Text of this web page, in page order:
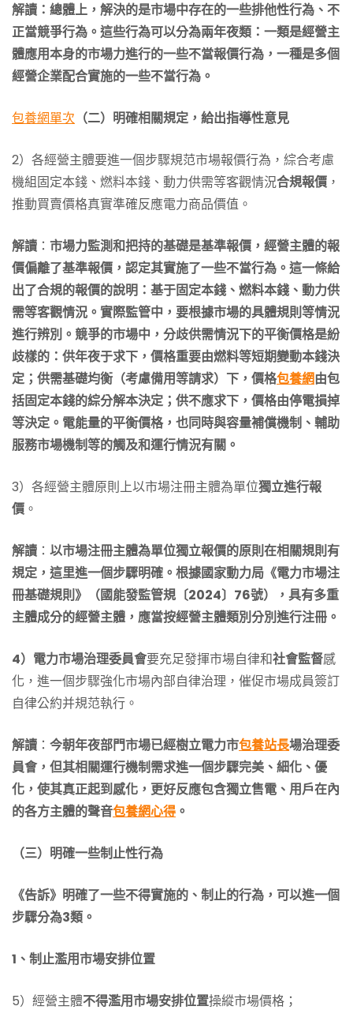
解讀：總體上，解決的是市場中存在的一些排他性行為、不
正當競爭行為。這些行為可以分為兩年夜類：一類是經營主
體應用本身的市場力進行的一些不當報價行為，一種是多個
經營企業配合實施的一些不當行為。
包養網單次 （二）明確相關規定，給出指導性意見
2）各經營主體要進一個步驟規范市場報價行為，綜合考慮
機組固定本錢、燃料本錢、動力供需等客觀情況合規報價 ，
推動買賣價格真實準確反應電力商品價值。
解讀 ： 市場力監測和把持的基礎是基準報價，經營主體的報
價偏離了基準報價，認定其實施了一些不當行為。這一條給
出了合規的報價的說明：基于固定本錢、燃料本錢、動力供
需等客觀情況。實際監管中，要根據市場的具體規則等情況
進行辨別。競爭的市場中，分歧供需情況下的平衡價格是紛
歧樣的：供年夜于求下，價格重要由燃料等短期變動本錢決
定；供需基礎均衡（考慮備用等請求）下，價格包養網由包
括固定本錢的綜分解本決定；供不應求下，價格由停電損掉
等決定。電能量的平衡價格，也同時與容量補償機制、輔助
服務市場機制等的觸及和運行情況有關。
3）各經營主體原則上以市場注冊主體為單位獨立進行報
價 。
解讀 ： 以市場注冊主體為單位獨立報價的原則在相關規則有
規定，這里進一個步驟明確。根據國家動力局《電力市場注
冊基礎規則》（國能發監管規〔2024〕76號），具有多重
主體成分的經營主體，應當按經營主體類別分別進行注冊。
4）電力市場治理委員會要充足發揮市場自律和社會監督感
化，進一個步驟強化市場內部自律治理，催促市場成員簽訂
自律公約并規范執行。
解讀 ： 今朝年夜部門市場已經樹立電力市包養站長場治理委
員會，但其相關運行機制需求進一個步驟完美、細化、優
化，使其真正起到感化，更好反應包含獨立售電、用戶在內
的各方主體的聲音包養網心得 。
（三）明確一些制止性行為
《告訴》明確了一些不得實施的、制止的行為，可以進一個
步驟分為3類。
1、制止濫用市場安排位置
5）經營主體不得濫用市場安排位置操縱市場價格；